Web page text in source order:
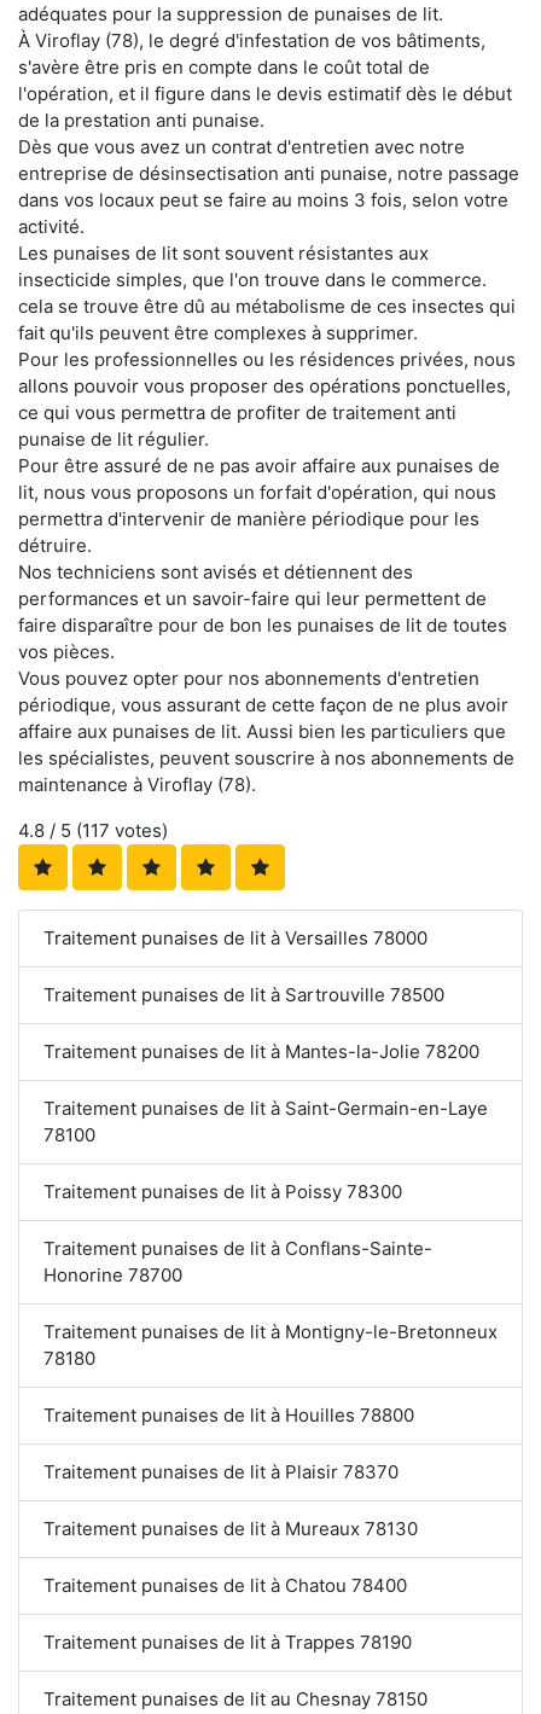
adéquates pour la suppression de punaises de lit.
À Viroflay (78), le degré d'infestation de vos bâtiments,
s'avère être pris en compte dans le coût total de
l'opération, et il figure dans le devis estimatif dès le début
de la prestation anti punaise.
Dès que vous avez un contrat d'entretien avec notre
entreprise de désinsectisation anti punaise, notre passage
dans vos locaux peut se faire au moins 3 fois, selon votre
activité.
Les punaises de lit sont souvent résistantes aux
insecticide simples, que l'on trouve dans le commerce.
cela se trouve être dû au métabolisme de ces insectes qui
fait qu'ils peuvent être complexes à supprimer.
Pour les professionnelles ou les résidences privées, nous
allons pouvoir vous proposer des opérations ponctuelles,
ce qui vous permettra de profiter de traitement anti
punaise de lit régulier.
Pour être assuré de ne pas avoir affaire aux punaises de
lit, nous vous proposons un forfait d'opération, qui nous
permettra d'intervenir de manière périodique pour les
détruire.
Nos techniciens sont avisés et détiennent des
performances et un savoir-faire qui leur permettent de
faire disparaître pour de bon les punaises de lit de toutes
vos pièces.
Vous pouvez opter pour nos abonnements d'entretien
périodique, vous assurant de cette façon de ne plus avoir
affaire aux punaises de lit. Aussi bien les particuliers que
les spécialistes, peuvent souscrire à nos abonnements de
maintenance à Viroflay (78).
4.8 / 5 (117 votes)
Traitement punaises de lit à Versailles 78000
Traitement punaises de lit à Sartrouville 78500
Traitement punaises de lit à Mantes-la-Jolie 78200
Traitement punaises de lit à Saint-Germain-en-Laye
78100
Traitement punaises de lit à Poissy 78300
Traitement punaises de lit à Conflans-Sainte-
Honorine 78700
Traitement punaises de lit à Montigny-le-Bretonneux
78180
Traitement punaises de lit à Houilles 78800
Traitement punaises de lit à Plaisir 78370
Traitement punaises de lit à Mureaux 78130
Traitement punaises de lit à Chatou 78400
Traitement punaises de lit à Trappes 78190
Traitement punaises de lit au Chesnay 78150